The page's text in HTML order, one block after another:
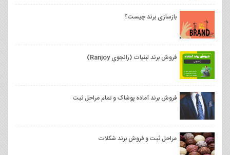
بازسازی برند چیست؟
فروش برند لبنیات (رانجوي Ranjoy)
فروش برند آماده پوشاک و تمام مراحل ثبت
مراحل ثبت و فروش برند شکلات